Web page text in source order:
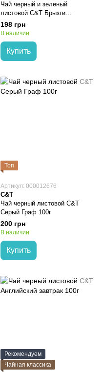
Чай черный и зеленый
листовой C&T Брызги
Шампанского 100г
198 грн
В наличии
Купить
Топ
Артикул: 000012676
C&T
Чай черный листовой C&T
Серый Граф 100г
200 грн
В наличии
Купить
Рекомендуем
Чайная классика